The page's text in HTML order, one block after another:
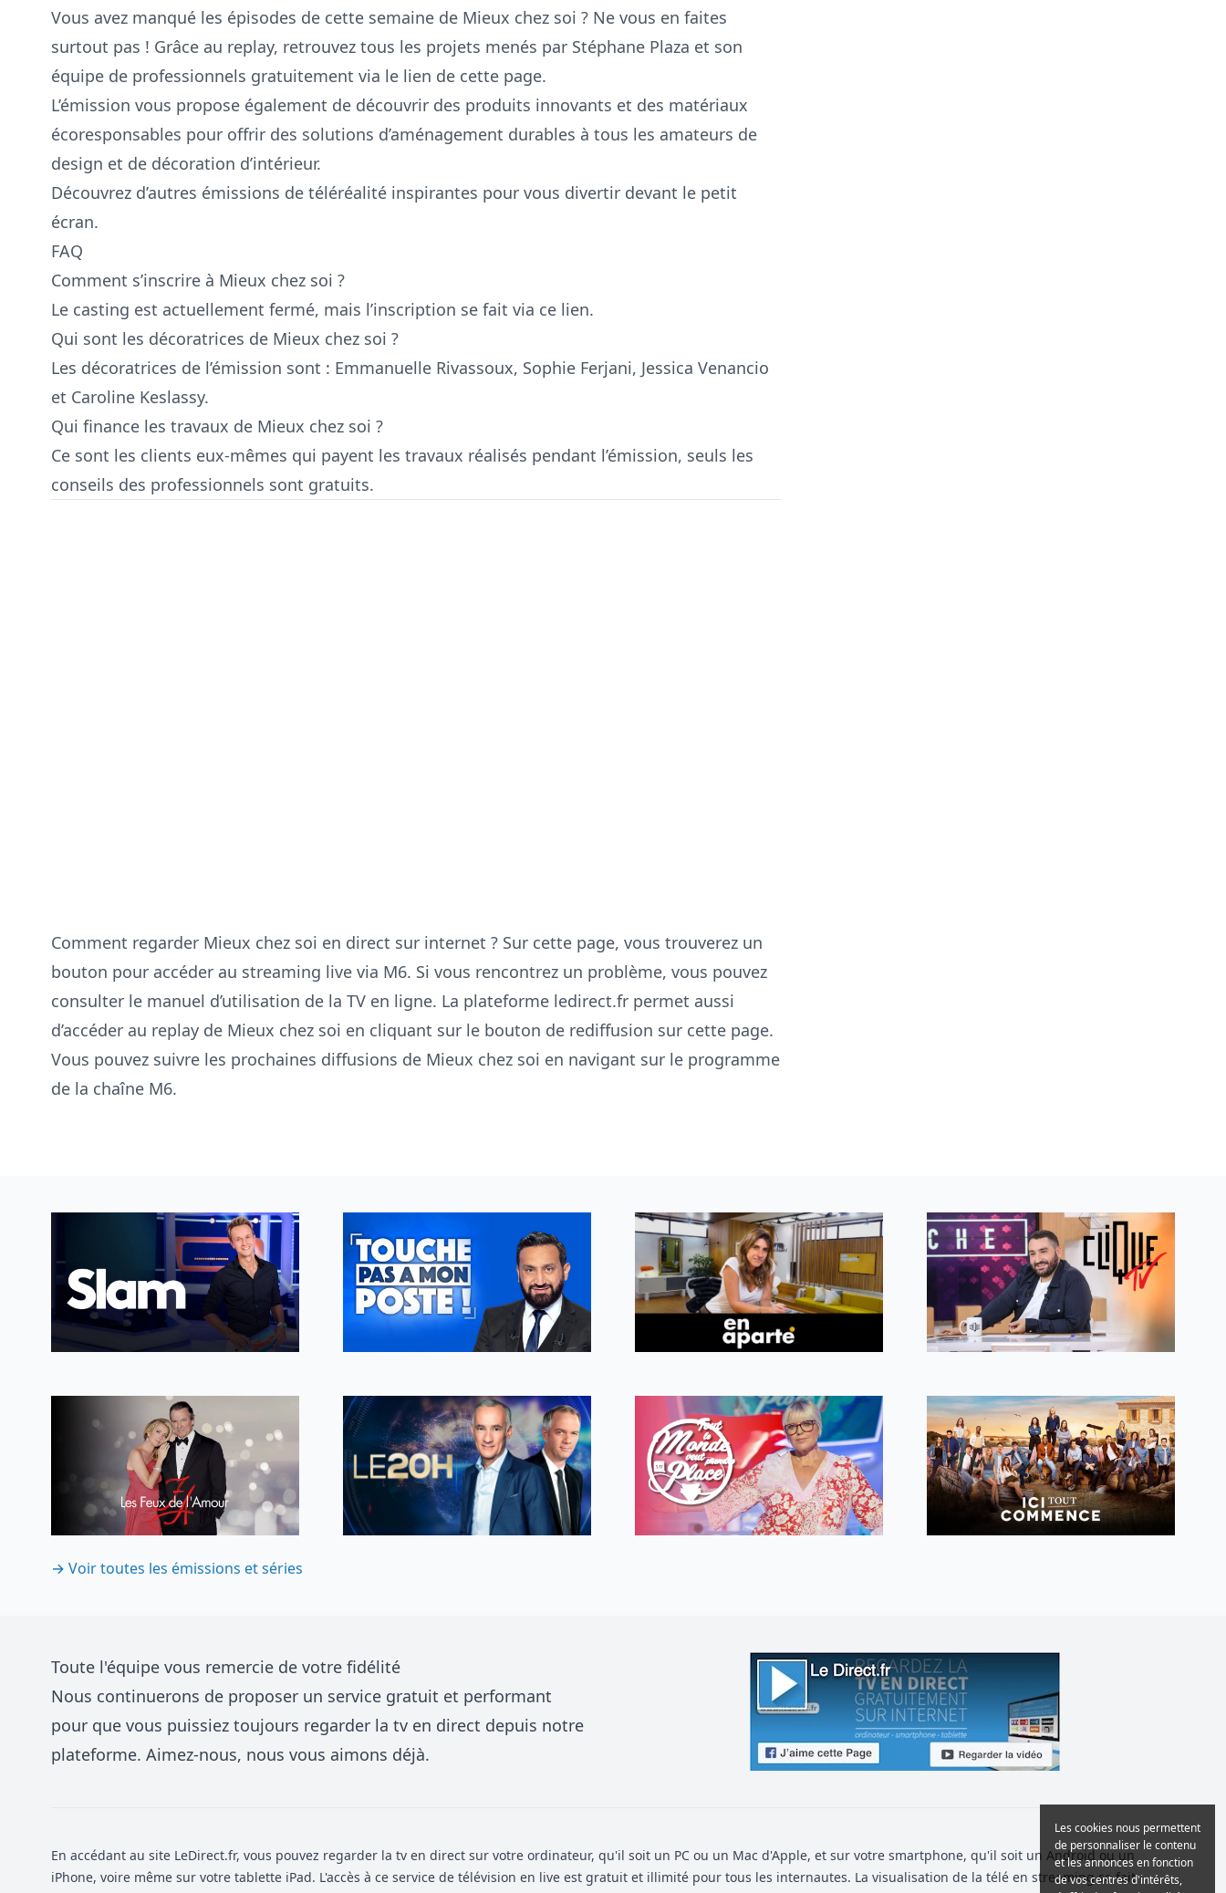
Vous avez manqué les épisodes de cette semaine de Mieux chez soi ? Ne vous en faites
surtout pas ! Grâce au replay, retrouvez tous les projets menés par Stéphane Plaza et son
équipe de professionnels gratuitement via le lien de cette page.
L’émission vous propose également de découvrir des produits innovants et des matériaux
écoresponsables pour offrir des solutions d’aménagement durables à tous les amateurs de
design et de décoration d’intérieur.
Découvrez d’autres émissions de téléréalité inspirantes pour vous divertir devant le petit
écran.
FAQ
Comment s’inscrire à Mieux chez soi ?
Le casting est actuellement fermé, mais l’inscription se fait via ce lien.
Qui sont les décoratrices de Mieux chez soi ?
Les décoratrices de l’émission sont : Emmanuelle Rivassoux, Sophie Ferjani, Jessica Venancio
et Caroline Keslassy.
Qui finance les travaux de Mieux chez soi ?
Ce sont les clients eux-mêmes qui payent les travaux réalisés pendant l’émission, seuls les
conseils des professionnels sont gratuits.
Comment regarder Mieux chez soi en direct sur internet ? Sur cette page, vous trouverez un
bouton pour accéder au streaming live via M6. Si vous rencontrez un problème, vous pouvez
consulter le manuel d’utilisation de la TV en ligne. La plateforme ledirect.fr permet aussi
d’accéder au replay de Mieux chez soi en cliquant sur le bouton de rediffusion sur cette page.
Vous pouvez suivre les prochaines diffusions de Mieux chez soi en navigant sur le programme
de la chaîne M6.
→ Voir toutes les émissions et séries
Toute l'équipe vous remercie de votre fidélité
Nous continuerons de proposer un service gratuit et performant
pour que vous puissiez toujours regarder la tv en direct depuis notre
plateforme. Aimez-nous, nous vous aimons déjà.
En accédant au site LeDirect.fr, vous pouvez regarder la tv en direct sur votre ordinateur, qu'il soit un PC ou un Mac d'Apple, et sur votre smartphone, qu'il soit un Android ou un
iPhone, voire même sur votre tablette iPad. L'accès à ce service de télévision en live est gratuit et illimité pour tous les internautes. La visualisation de la télé en streaming se fait
Les cookies nous permettent
de personnaliser le contenu
et les annonces en fonction
de vos centres d'intérêts,